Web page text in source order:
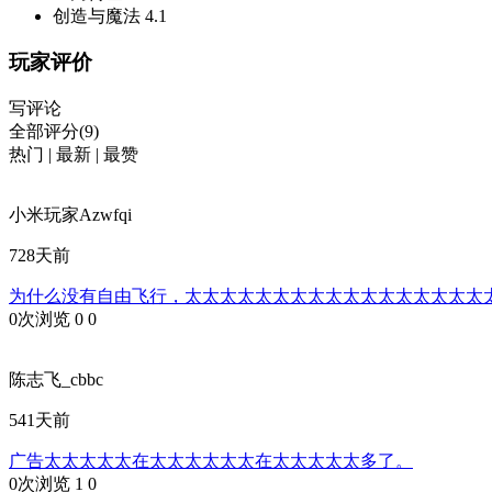
创造与魔法 4.1
玩家评价
写评论
全部评分(9)
热门 | 最新 | 最赞
小米玩家Azwfqi
728天前
为什么没有自由飞行，太太太太太太太太太太太太太太太太
0次浏览 0 0
陈志飞_cbbc
541天前
广告太太太太太在太太太太太太在太太太太太多了。
0次浏览 1 0